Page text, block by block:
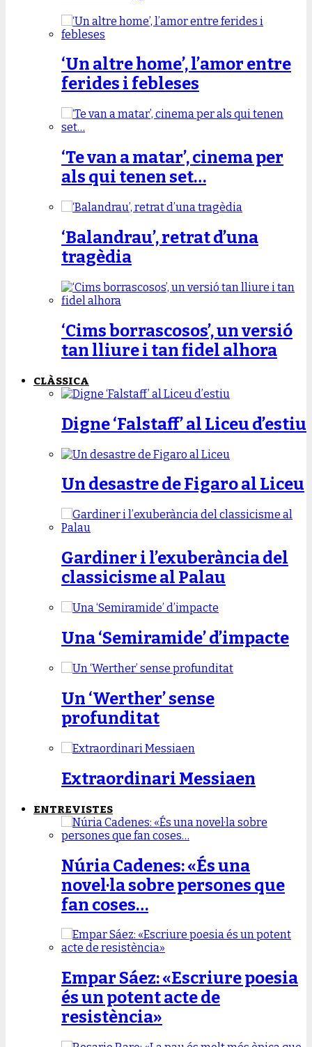
‘Un altre home’, l’amor entre
ferides i febleses
‘Te van a matar’, cinema per
als qui tenen set…
‘Balandrau’, retrat d’una
tragèdia
‘Cims borrascosos’, un versió
tan lliure i tan fidel alhora
CLÀSSICA
Digne ‘Falstaff’ al Liceu d’estiu
Un desastre de Figaro al Liceu
Gardiner i l’exuberància del
classicisme al Palau
Una ‘Semiramide’ d’impacte
Un ‘Werther’ sense
profunditat
Extraordinari Messiaen
ENTREVISTES
Núria Cadenes: «És una
novel·la sobre persones que
fan coses…
Empar Sáez: «Escriure poesia
és un potent acte de
resistència»